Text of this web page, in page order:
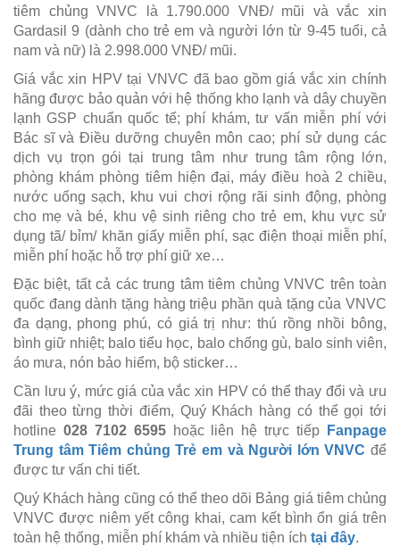
tiêm chủng VNVC là 1.790.000 VNĐ/ mũi và vắc xin
Gardasil 9 (dành cho trẻ em và người lớn từ 9-45 tuổi, cả
nam và nữ) là 2.998.000 VNĐ/ mũi.
Giá vắc xin HPV tại VNVC đã bao gồm giá vắc xin chính
hãng được bảo quản với hệ thống kho lạnh và dây chuyền
lạnh GSP chuẩn quốc tế; phí khám, tư vấn miễn phí với
Bác sĩ và Điều dưỡng chuyên môn cao; phí sử dụng các
dịch vụ trọn gói tại trung tâm như trung tâm rộng lớn,
phòng khám phòng tiêm hiện đại, máy điều hoà 2 chiều,
nước uống sạch, khu vui chơi rộng rãi sinh động, phòng
cho mẹ và bé, khu vệ sinh riêng cho trẻ em, khu vực sử
dụng tã/ bỉm/ khăn giấy miễn phí, sạc điện thoại miễn phí,
miễn phí hoặc hỗ trợ phí giữ xe…
Đặc biệt, tất cả các trung tâm tiêm chủng VNVC trên toàn
quốc đang dành tặng hàng triệu phần quà tặng của VNVC
đa dạng, phong phú, có giá trị như: thú rồng nhồi bông,
bình giữ nhiệt; balo tiểu học, balo chống gù, balo sinh viên,
áo mưa, nón bảo hiểm, bộ sticker…
Cần lưu ý, mức giá của vắc xin HPV có thể thay đổi và ưu
đãi theo từng thời điểm, Quý Khách hàng có thể gọi tới
hotline 028 7102 6595hoặc liên hệ trực tiếp
Fanpage
Trung tâm Tiêm chủng Trẻ em và Người lớn VNVC để
được tư vấn chi tiết.
Quý Khách hàng cũng có thể theo dõi Bảng giá tiêm chủng
VNVC được niêm yết công khai, cam kết bình ổn giá trên
toàn hệ thống, miễn phí khám và nhiều tiện ích tại đây.